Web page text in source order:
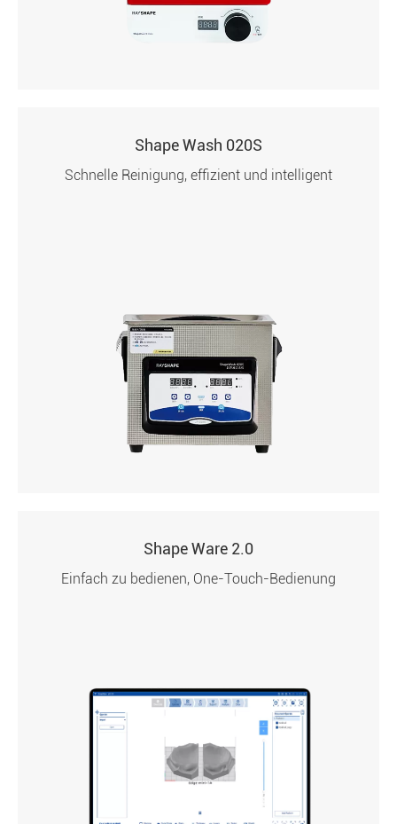
Shape Wash 020S
Schnelle Reinigung, effizient und intelligent
Shape Ware 2.0
Einfach zu bedienen, One-Touch-Bedienung